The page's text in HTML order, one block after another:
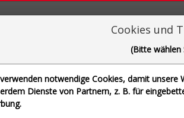
Inc.
SE, Bayerische Motoren Werke
Cookies und
(Bitte wählen
notwendige Cookies, damit
Dienste von Partnern, z. B. für